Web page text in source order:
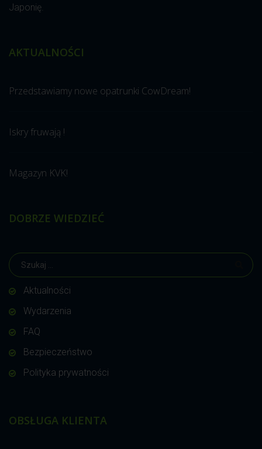
Japonię.
AKTUALNOŚCI
Przedstawiamy nowe opatrunki CowDream!
Iskry fruwają !
Magazyn KVK!
DOBRZE WIEDZIEĆ
Aktualności
Wydarzenia
FAQ
Bezpieczeństwo
Polityka prywatności
OBSŁUGA KLIENTA